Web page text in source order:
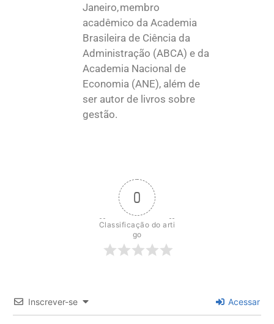
Janeiro, membro
acadêmico da Academia
Brasileira de Ciência da
Administração (ABCA) e da
Academia Nacional de
Economia (ANE), além de
ser autor de livros sobre
gestão.
0
Classificação do arti
go
Inscrever-se Acessar